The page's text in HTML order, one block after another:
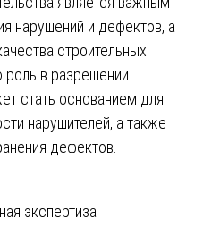
нарушений и дефектов, а
строительных
роль в разрешении
стать основанием для
нарушителей, а также
дефектов.
экспертиза